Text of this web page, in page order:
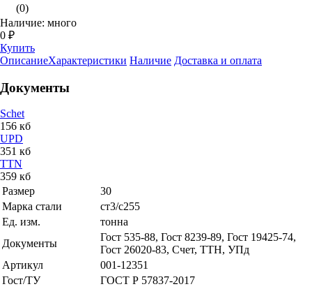
(0)
Наличие: много
0 ₽
Купить
ОписаниеХарактеристики Наличие Доставка и оплата
Документы
Schet
156 кб
UPD
351 кб
TTN
359 кб
Размер
30
Марка стали
ст3/с255
Ед. изм.
тонна
Документы
Гост 535-88, Гост 8239-89, Гост 19425-74,
Гост 26020-83, Счет, ТТН, УПд
Артикул
001-12351
Гост/ТУ
ГОСТ Р 57837-2017